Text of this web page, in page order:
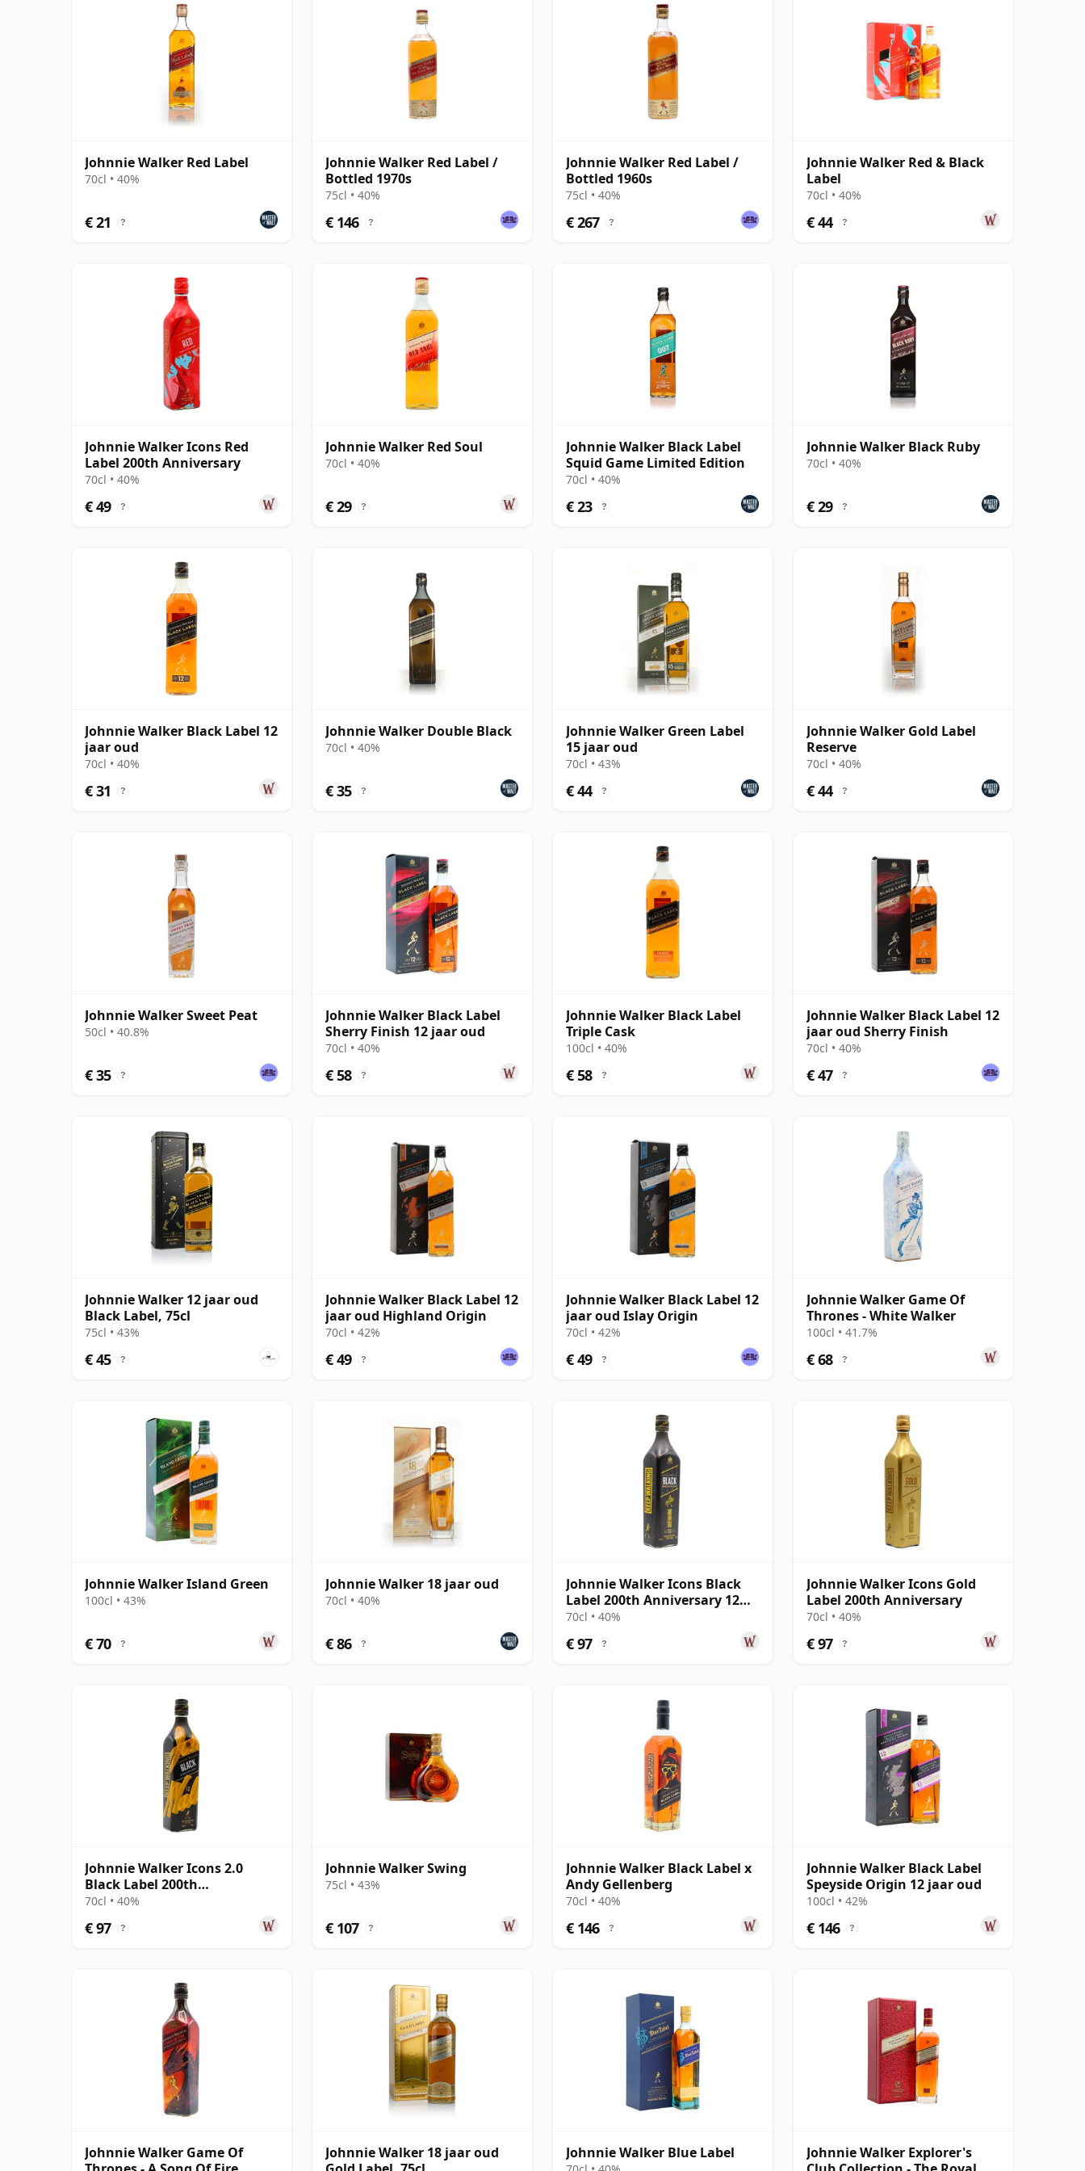
Johnnie Walker Red Label
70cl • 40%
€ 21 ?
Johnnie Walker Red Label /
Bottled 1970s
75cl • 40%
€ 146 ?
Johnnie Walker Red Label /
Bottled 1960s
75cl • 40%
€ 267 ?
Johnnie Walker Red & Black
Label
70cl • 40%
€ 44 ?
Johnnie Walker Icons Red
Label 200th Anniversary
70cl • 40%
€ 49 ?
Johnnie Walker Red Soul
70cl • 40%
€ 29 ?
Johnnie Walker Black Label
Squid Game Limited Edition
70cl • 40%
€ 23 ?
Johnnie Walker Black Ruby
70cl • 40%
€ 29 ?
Johnnie Walker Black Label 12
jaar oud
70cl • 40%
€ 31 ?
Johnnie Walker Double Black
70cl • 40%
€ 35 ?
Johnnie Walker Green Label
15 jaar oud
70cl • 43%
€ 44 ?
Johnnie Walker Gold Label
Reserve
70cl • 40%
€ 44 ?
Johnnie Walker Sweet Peat
50cl • 40.8%
€ 35 ?
Johnnie Walker Black Label
Sherry Finish 12 jaar oud
70cl • 40%
€ 58 ?
Johnnie Walker Black Label
Triple Cask
100cl • 40%
€ 58 ?
Johnnie Walker Black Label 12
jaar oud Sherry Finish
70cl • 40%
€ 47 ?
Johnnie Walker 12 jaar oud
Black Label, 75cl
75cl • 43%
€ 45 ?
Johnnie Walker Black Label 12
jaar oud Highland Origin
70cl • 42%
€ 49 ?
Johnnie Walker Black Label 12
jaar oud Islay Origin
70cl • 42%
€ 49 ?
Johnnie Walker Game Of
Thrones - White Walker
100cl • 41.7%
€ 68 ?
Johnnie Walker Island Green
100cl • 43%
€ 70 ?
Johnnie Walker 18 jaar oud
70cl • 40%
€ 86 ?
Johnnie Walker Icons Black
Label 200th Anniversary 12
jaar oud
70cl • 40%
€ 97 ?
Johnnie Walker Icons Gold
Label 200th Anniversary
70cl • 40%
€ 97 ?
Johnnie Walker Icons 2.0
Black Label 200th
Anniversary 12 jaar oud
70cl • 40%
€ 97 ?
Johnnie Walker Swing
75cl • 43%
€ 107 ?
Johnnie Walker Black Label x
Andy Gellenberg
70cl • 40%
€ 146 ?
Johnnie Walker Black Label
Speyside Origin 12 jaar oud
100cl • 42%
€ 146 ?
Johnnie Walker Game Of
Johnnie Walker 18 jaar oud
Johnnie Walker Blue Label
Johnnie Walker Explorer's